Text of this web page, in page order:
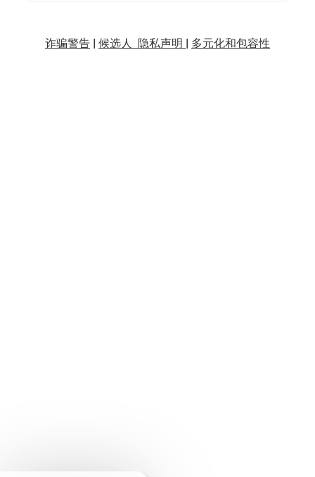
诈骗警告| 候选人 隐私声明 | 多元化和包容性